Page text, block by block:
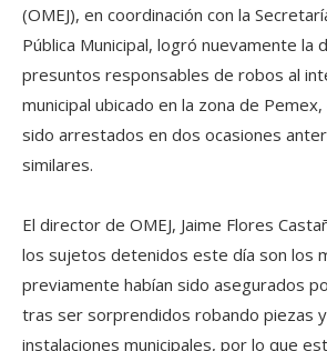
(OMEJ), en coordinación con la
Pública Municipal, logró nuevamente la
presuntos responsables de robos al
municipal ubicado en la zona de
sido arrestados en dos ocasiones
similares.
El director de OMEJ, Jaime Flores
los sujetos detenidos este día son los
previamente habían sido asegurados
tras ser sorprendidos robando piezas
instalaciones municipales, por lo que